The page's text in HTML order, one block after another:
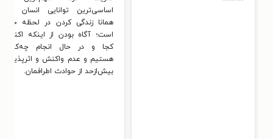
اساسی‌ترین توانایی انسان که
همانا زندگی کردن در لحظه حال
است؛ آگاه بودن از اینکه اکنون
کجا و در حال انجام چه‌کاری
هستیم و عدم واکنش و اثرپذیری
بیش‌ازحد از حوادث اطرافمان.